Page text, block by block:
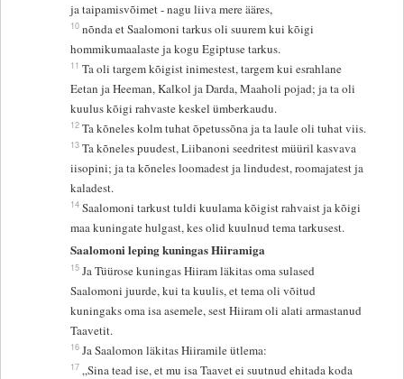
ja taipamisvõimet - nagu liiva mere ääres,
10 nõnda et Saalomoni tarkus oli suurem kui kõigi
hommikumaalaste ja kogu Egiptuse tarkus.
11 Ta oli targem kõigist inimestest, targem kui esrahlane
Eetan ja Heeman, Kalkol ja Darda, Maaholi pojad; ja ta oli
kuulus kõigi rahvaste keskel ümberkaudu.
12 Ta kõneles kolm tuhat õpetussõna ja ta laule oli tuhat viis.
13 Ta kõneles puudest, Liibanoni seedritest müüril kasvava
iisopini; ja ta kõneles loomadest ja lindudest, roomajatest ja
kaladest.
14 Saalomoni tarkust tuldi kuulama kõigist rahvaist ja kõigi
maa kuningate hulgast, kes olid kuulnud tema tarkusest.
Saalomoni leping kuningas Hiiramiga
15 Ja Tüürose kuningas Hiiram läkitas oma sulased
Saalomoni juurde, kui ta kuulis, et tema oli võitud
kuningaks oma isa asemele, sest Hiiram oli alati armastanud
Taavetit.
16 Ja Saalomon läkitas Hiiramile ütlema:
17 „Sina tead ise, et mu isa Taavet ei suutnud ehitada koda